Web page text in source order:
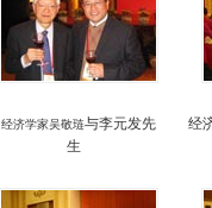
经济学家吴敬琏与李元发先
生
经